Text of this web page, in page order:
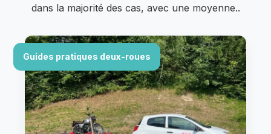
dans la majorité des cas, avec une moyenne..
Guides pratiques deux-roues